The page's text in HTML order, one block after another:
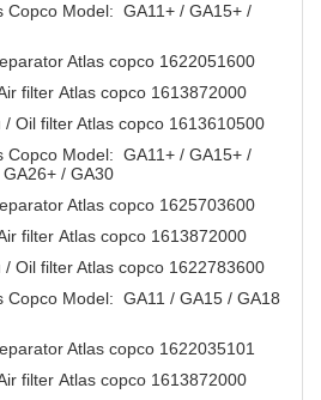
Copco Model: GA11+ / GA15+ /
Atlas copco 1622051600
filter Atlas copco 1613872000
Oil filter Atlas copco 1613610500
Copco Model: GA11+ / GA15+ /
/ GA26+ / GA30
Atlas copco 1625703600
filter Atlas copco 1613872000
Oil filter Atlas copco 1622783600
Copco Model: GA11 / GA15 / GA18
Atlas copco 1622035101
filter Atlas copco 1613872000